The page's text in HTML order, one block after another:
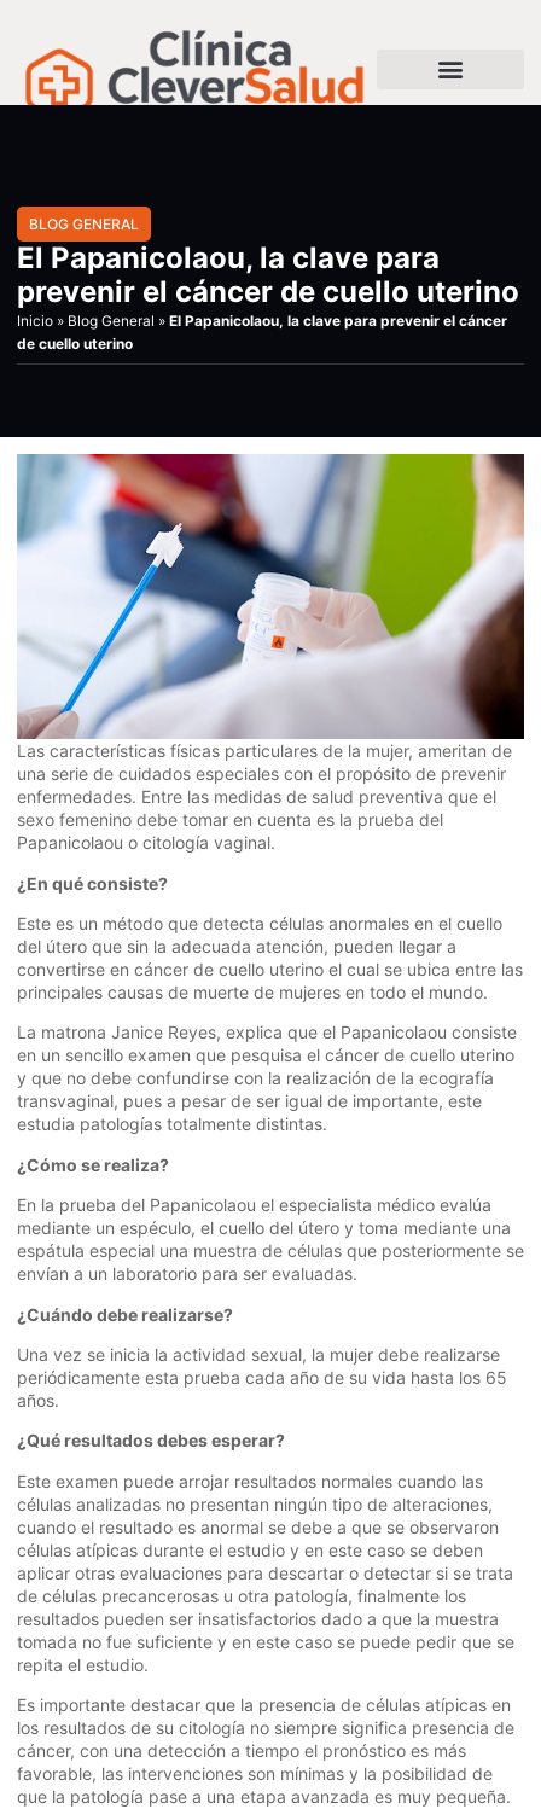
BLOG GENERAL
El Papanicolaou, la clave para
prevenir el cáncer de cuello uterino
Inicio » Blog General » El Papanicolaou, la clave para prevenir el cáncer
de cuello uterino
Las características físicas particulares de la mujer, ameritan de
una serie de cuidados especiales con el propósito de prevenir
enfermedades. Entre las medidas de salud preventiva que el
sexo femenino debe tomar en cuenta es la prueba del
Papanicolaou o citología vaginal.
¿En qué consiste?
Este es un método que detecta células anormales en el cuello
del útero que sin la adecuada atención, pueden llegar a
convertirse en cáncer de cuello uterino el cual se ubica entre las
principales causas de muerte de mujeres en todo el mundo.
La matrona Janice Reyes, explica que el Papanicolaou consiste
en un sencillo examen que pesquisa el cáncer de cuello uterino
y que no debe confundirse con la realización de la ecografía
transvaginal, pues a pesar de ser igual de importante, este
estudia patologías totalmente distintas.
¿Cómo se realiza?
En la prueba del Papanicolaou el especialista médico evalúa
mediante un espéculo, el cuello del útero y toma mediante una
espátula especial una muestra de células que posteriormente se
envían a un laboratorio para ser evaluadas.
¿Cuándo debe realizarse?
Una vez se inicia la actividad sexual, la mujer debe realizarse
periódicamente esta prueba cada año de su vida hasta los 65
años.
¿Qué resultados debes esperar?
Este examen puede arrojar resultados normales cuando las
células analizadas no presentan ningún tipo de alteraciones,
cuando el resultado es anormal se debe a que se observaron
células atípicas durante el estudio y en este caso se deben
aplicar otras evaluaciones para descartar o detectar si se trata
de células precancerosas u otra patología, finalmente los
resultados pueden ser insatisfactorios dado a que la muestra
tomada no fue suficiente y en este caso se puede pedir que se
repita el estudio.
Es importante destacar que la presencia de células atípicas en
los resultados de su citología no siempre significa presencia de
cáncer, con una detección a tiempo el pronóstico es más
favorable, las intervenciones son mínimas y la posibilidad de
que la patología pase a una etapa avanzada es muy pequeña.